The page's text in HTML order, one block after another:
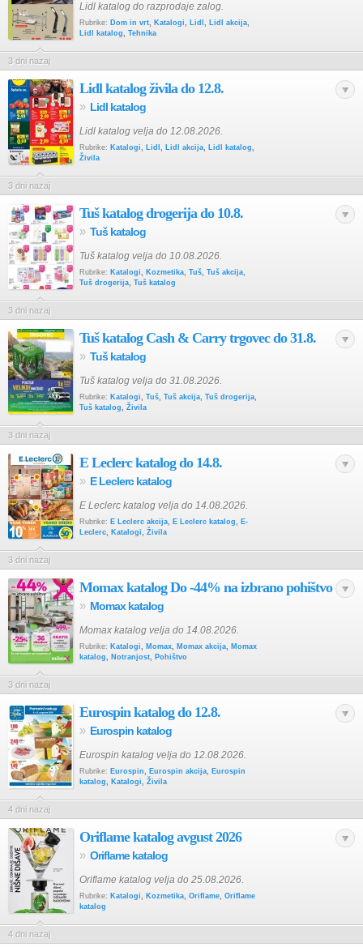
Lidl katalog do razprodaje zalog.
Rubrike: Dom in vrt, Katalogi, Lidl , Lidl akcija,
Lidl katalog, Tehnika
3 dni nazaj
Lidl katalog živila do 12.8.
» Lidl katalog
Lidl katalog velja do 12.08.2026.
Rubrike: Katalogi, Lidl , Lidl akcija, Lidl katalog,
Živila
3 dni nazaj
Tuš katalog drogerija do 10.8.
» Tuš katalog
Tuš katalog velja do 10.08.2026.
Rubrike: Katalogi, Kozmetika, Tuš, Tuš akcija,
Tuš drogerija, Tuš katalog
3 dni nazaj
Tuš katalog Cash & Carry trgovec do 31.8.
» Tuš katalog
Tuš katalog velja do 31.08.2026.
Rubrike: Katalogi, Tuš, Tuš akcija, Tuš drogerija,
Tuš katalog, Živila
3 dni nazaj
E Leclerc katalog do 14.8.
» E Leclerc katalog
E Leclerc katalog velja do 14.08.2026.
Rubrike: E Leclerc akcija, E Leclerc katalog, E-
Leclerc, Katalogi, Živila
3 dni nazaj
Momax katalog Do -44% na izbrano pohištvo
» Momax katalog
Momax katalog velja do 14.08.2026.
Rubrike: Katalogi, Momax, Momax akcija, Momax
katalog, Notranjost, Pohištvo
3 dni nazaj
Eurospin katalog do 12.8.
» Eurospin katalog
Eurospin katalog velja do 12.08.2026.
Rubrike: Eurospin, Eurospin akcija, Eurospin
katalog, Katalogi, Živila
4 dni nazaj
Oriflame katalog avgust 2026
» Oriflame katalog
Oriflame katalog velja do 25.08.2026.
Rubrike: Katalogi, Kozmetika, Oriflame, Oriflame
katalog
4 dni nazaj